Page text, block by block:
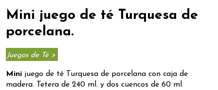
Mini juego de té Turquesa de
porcelana.
Juegos de Té >
Mini juego de té Turquesa de porcelana con caja de
madera. Tetera de 240 ml. y dos cuencos de 60 ml.